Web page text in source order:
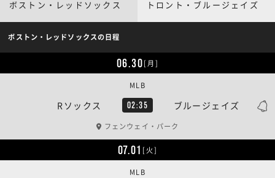
ボストン・レッドソックス トロント・ブルージェイズ
ボストン・レッドソックスの日程
06.30[月]
Rソックス 02:35 ブルージェイズ
MLB
フェンウェイ・パーク
07.01 [火]
MLB